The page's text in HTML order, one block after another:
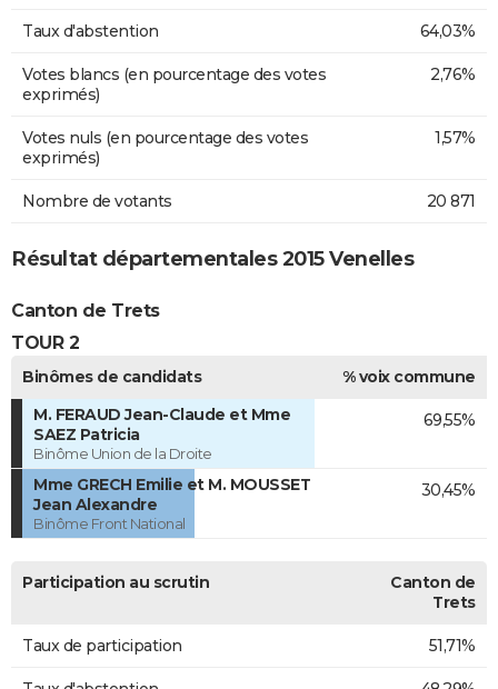
Taux d'abstention 64,03%
Votes blancs (en pourcentage des votes
exprimés)
2,76%
Votes nuls (en pourcentage des votes
exprimés)
1,57%
Nombre de votants 20 871
Résultat départementales 2015 Venelles
Canton de Trets
TOUR 2
Binômes de candidats
% voix commune
M. FERAUD Jean-Claude et Mme
SAEZ Patricia
Binôme Union de la Droite
69,55%
Mme GRECH Emilie et M. MOUSSET
Jean Alexandre
Binôme Front National
30,45%
Participation au scrutin
Canton de
Trets
Taux de participation 51,71%